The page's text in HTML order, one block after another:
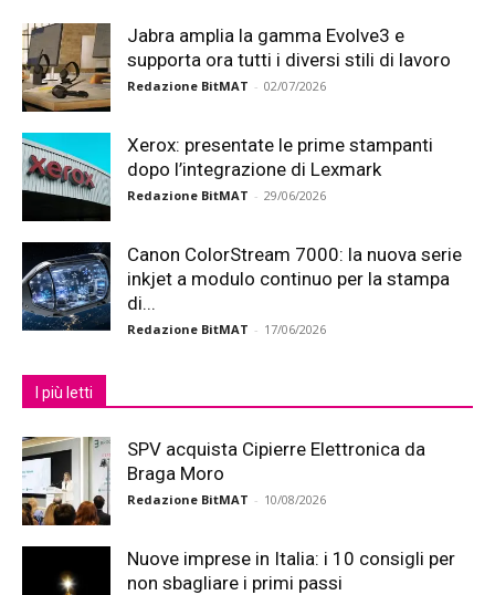
Jabra amplia la gamma Evolve3 e
supporta ora tutti i diversi stili di lavoro
Redazione BitMAT - 02/07/2026
Xerox: presentate le prime stampanti
dopo l’integrazione di Lexmark
Redazione BitMAT - 29/06/2026
Canon ColorStream 7000: la nuova serie
inkjet a modulo continuo per la stampa
di...
Redazione BitMAT - 17/06/2026
I più letti
SPV acquista Cipierre Elettronica da
Braga Moro
Redazione BitMAT - 10/08/2026
Nuove imprese in Italia: i 10 consigli per
non sbagliare i primi passi